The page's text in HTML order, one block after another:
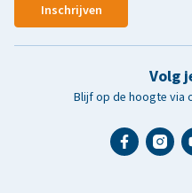
Inschrijven
Volg
Blijf op de hoogte via